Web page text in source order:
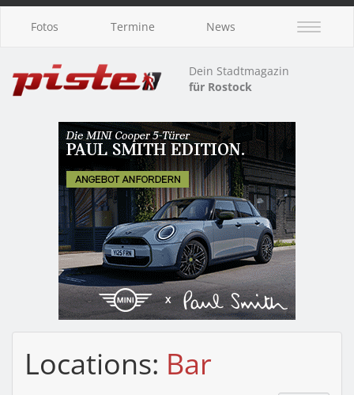
Fotos Termine News
Dein Stadtmagazin
für Rostock
Locations: Bar